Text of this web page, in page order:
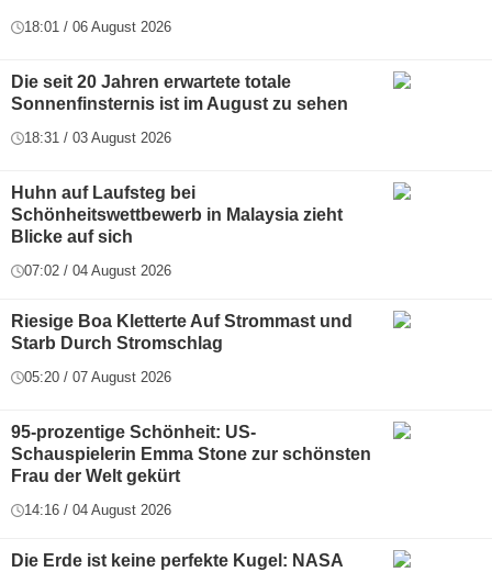
18:01 / 06 August 2026
Die seit 20 Jahren erwartete totale
Sonnenfinsternis ist im August zu sehen
18:31 / 03 August 2026
Huhn auf Laufsteg bei
Schönheitswettbewerb in Malaysia zieht
Blicke auf sich
07:02 / 04 August 2026
Riesige Boa Kletterte Auf Strommast und
Starb Durch Stromschlag
05:20 / 07 August 2026
95-prozentige Schönheit: US-
Schauspielerin Emma Stone zur schönsten
Frau der Welt gekürt
14:16 / 04 August 2026
Die Erde ist keine perfekte Kugel: NASA